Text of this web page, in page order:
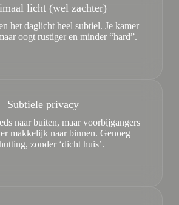
licht (wel zachter)
het daglicht heel subtiel. Je kamer
oogt rustiger en minder “hard”.
Subtiele privacy
naar buiten, maar voorbijgangers
makkelijk naar binnen. Genoeg
zonder ‘dicht huis’.